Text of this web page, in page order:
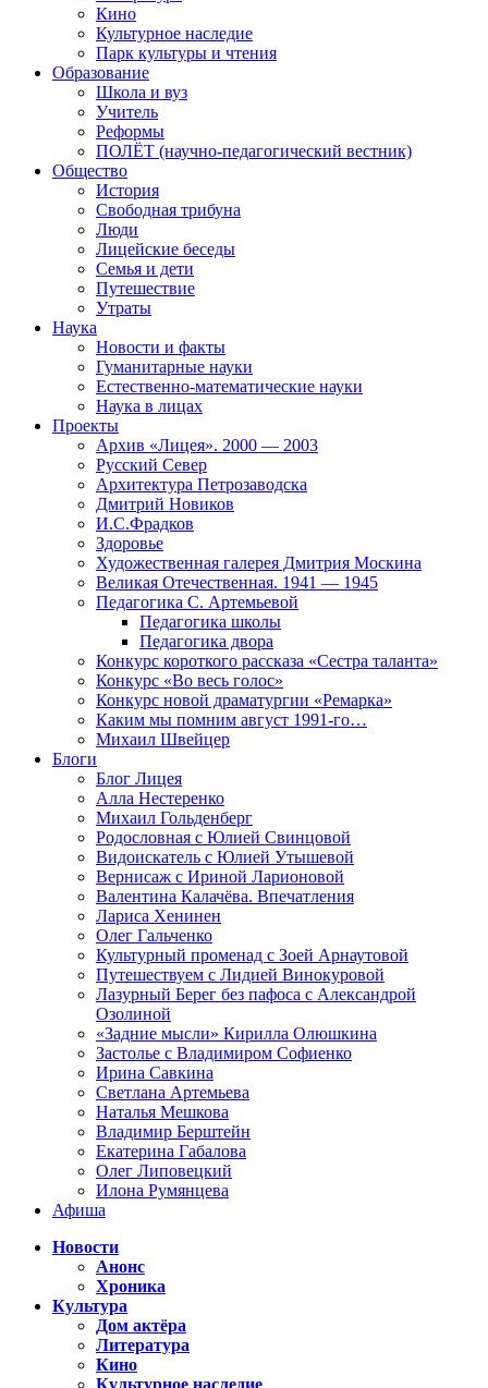
Кино
Культурное наследие
Парк культуры и чтения
Образование
Школа и вуз
Учитель
Реформы
ПОЛЁТ (научно-педагогический вестник)
Общество
История
Свободная трибуна
Люди
Лицейские беседы
Семья и дети
Путешествие
Утраты
Наука
Новости и факты
Гуманитарные науки
Естественно-математические науки
Наука в лицах
Проекты
Архив «Лицея». 2000 — 2003
Русский Север
Архитектура Петрозаводска
Дмитрий Новиков
И.С.Фрадков
Здоровье
Художественная галерея Дмитрия Москина
Великая Отечественная. 1941 — 1945
Педагогика С. Артемьевой
Педагогика школы
Педагогика двора
Конкурс короткого рассказа «Сестра таланта»
Конкурс «Во весь голос»
Конкурс новой драматургии «Ремарка»
Каким мы помним август 1991-го…
Михаил Швейцер
Блоги
Блог Лицея
Алла Нестеренко
Михаил Гольденберг
Родословная с Юлией Свинцовой
Видоискатель с Юлией Утышевой
Вернисаж с Ириной Ларионовой
Валентина Калачёва. Впечатления
Лариса Хенинен
Олег Гальченко
Культурный променад с Зоей Арнаутовой
Путешествуем с Лидией Винокуровой
Лазурный Берег без пафоса с Александрой
Озолиной
«Задние мысли» Кирилла Олюшкина
Застолье с Владимиром Софиенко
Ирина Савкина
Светлана Артемьева
Наталья Мешкова
Владимир Берштейн
Екатерина Габалова
Олег Липовецкий
Илона Румянцева
Афиша
Новости
Анонс
Хроника
Культура
Дом актёра
Литература
Кино